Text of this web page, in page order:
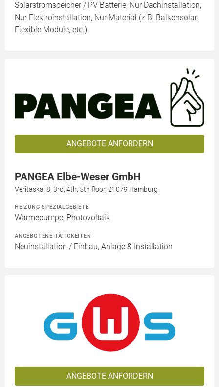
Solarstromspeicher / PV Batterie, Nur Dachinstallation,
Nur Elektroinstallation, Nur Material (z.B. Balkonsolar,
Flexible Module, etc.)
ANGEBOTE ANFORDERN
PANGEA Elbe-Weser GmbH
Veritaskai 8, 3rd, 4th, 5th floor, 21079 Hamburg
HEIZUNG SPEZIALGEBIETE
Wärmepumpe, Photovoltaik
ANGEBOTENE TÄTIGKEITEN
Neuinstallation / Einbau, Anlage & Installation
ANGEBOTE ANFORDERN